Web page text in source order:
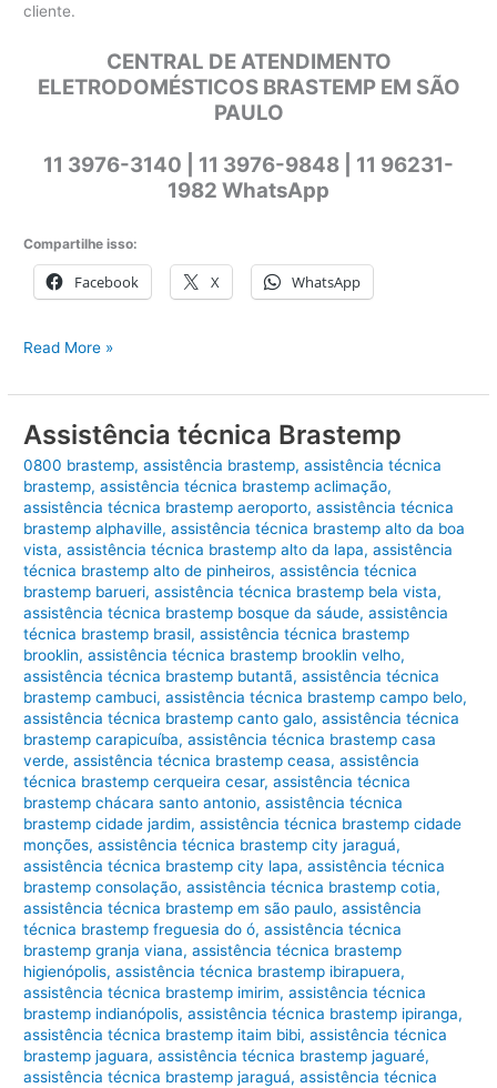
cliente.
CENTRAL DE ATENDIMENTO
ELETRODOMÉSTICOS BRASTEMP EM SÃO
PAULO
11 3976-3140 | 11 3976-9848 | 11 96231-
1982 WhatsApp
Compartilhe isso:
Facebook X WhatsApp
Assistência
eletrodomésticos
Read More »
Assistência técnica Brastemp
0800 brastemp,assistência brastemp,assistência técnica
brastemp,assistência técnica brastemp aclimação,
assistência técnica brastemp aeroporto,assistência técnica
brastemp alphaville,assistência técnica brastemp alto da boa
vista,assistência técnica brastemp alto da lapa,assistência
técnica brastemp alto de pinheiros,assistência técnica
brastemp barueri,assistência técnica brastemp bela vista,
assistência técnica brastemp bosque da sáude,assistência
técnica brastemp brasil,assistência técnica brastemp
brooklin,assistência técnica brastemp brooklin velho,
assistência técnica brastemp butantã,assistência técnica
brastemp cambuci,assistência técnica brastemp campo belo,
assistência técnica brastemp canto galo,assistência técnica
brastemp carapicuíba,assistência técnica brastemp casa
verde,assistência técnica brastemp ceasa,assistência
técnica brastemp cerqueira cesar,assistência técnica
brastemp chácara santo antonio,assistência técnica
brastemp cidade jardim,assistência técnica brastemp cidade
monções,assistência técnica brastemp city jaraguá,
assistência técnica brastemp city lapa,assistência técnica
brastemp consolação,assistência técnica brastemp cotia,
assistência técnica brastemp em são paulo,assistência
técnica brastemp freguesia do ó,assistência técnica
brastemp granja viana,assistência técnica brastemp
higienópolis,assistência técnica brastemp ibirapuera,
assistência técnica brastemp imirim,assistência técnica
brastemp indianópolis,assistência técnica brastemp ipiranga,
assistência técnica brastemp itaim bibi,assistência técnica
brastemp jaguara,assistência técnica brastemp jaguaré,
assistência técnica brastemp jaraguá,assistência técnica